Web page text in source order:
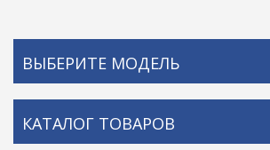
ВЫБЕРИТЕ МОДЕЛЬ
КАТАЛОГ ТОВАРОВ